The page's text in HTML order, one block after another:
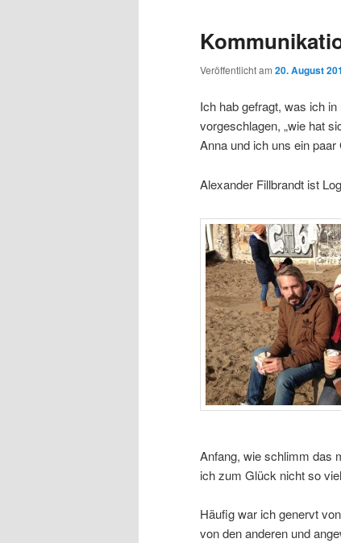
Veröffentlicht am 20. August
Ich hab gefragt, was ich
vorgeschlagen, „wie hat
Anna und ich uns ein
Alexander Fillbrandt ist
Anfang, wie schlimm das
ich zum Glück nicht so
Häufig war ich genervt
von den anderen und